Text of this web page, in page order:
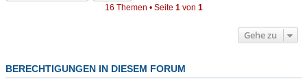
16 Themen • Seite 1von 1
Gehe zu
BERECHTIGUNGEN IN DIESEM FORUM